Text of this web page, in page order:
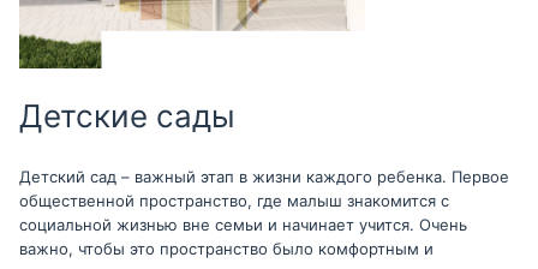
Детские сады
Детский сад – важный этап в жизни каждого ребенка. Первое
общественной пространство, где малыш знакомится с
социальной жизнью вне семьи и начинает учится. Очень
важно, чтобы это пространство было комфортным и